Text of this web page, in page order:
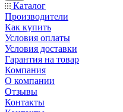
Каталог
Производители
Как купить
Условия оплаты
Условия доставки
Гарантия на товар
Компания
О компании
Отзывы
Контакты